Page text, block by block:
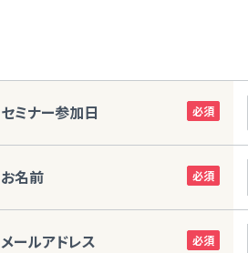
セミナー参加日
お名前
メールアドレス